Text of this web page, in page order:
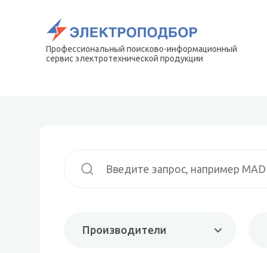
Профессиональный поисково-информационный
сервис электротехнической продукции
Производители